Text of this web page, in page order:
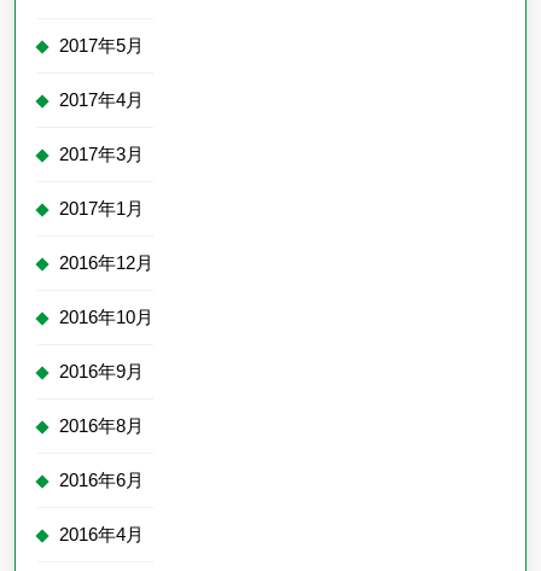
2017年5月
2017年4月
2017年3月
2017年1月
2016年12月
2016年10月
2016年9月
2016年8月
2016年6月
2016年4月